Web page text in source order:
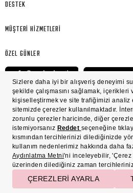
DESTEK
MÜŞTERİ HİZMETLERİ
ÖZEL GÜNLER
© Victoria's Secret Shaya Mağazacılık A.Ş.
markasıdır. Her hakkı saklıdır.
Süreç Bazlı Müşteri
Üyelik ve Gizlilik